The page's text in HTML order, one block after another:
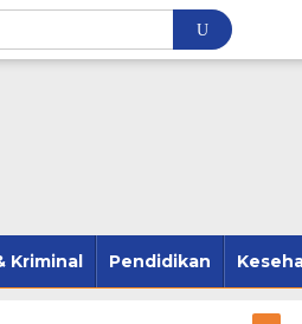
Kriminal Pendidikan